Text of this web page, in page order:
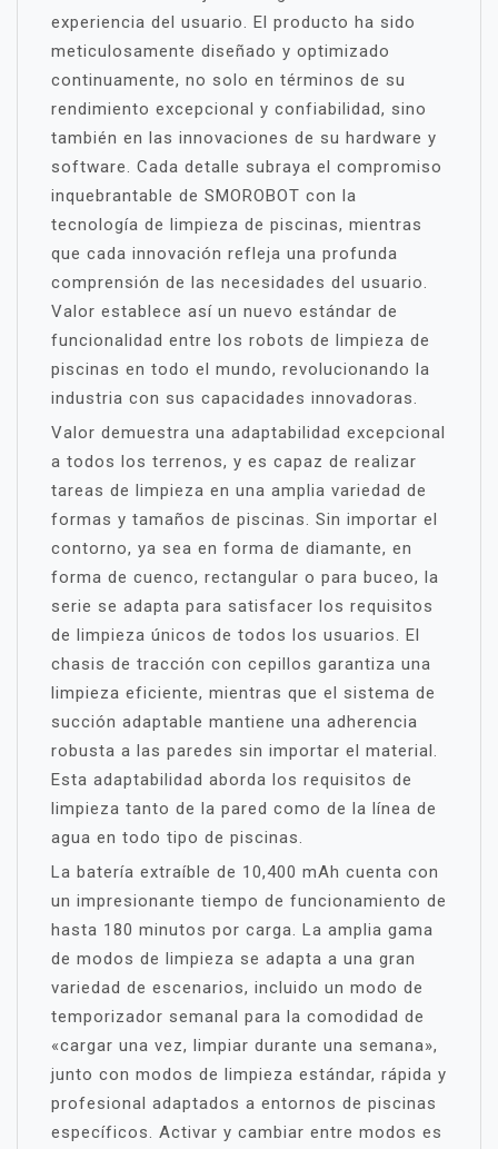
experiencia del usuario. El producto ha sido
meticulosamente diseñado y optimizado
continuamente, no solo en términos de su
rendimiento excepcional y confiabilidad, sino
también en las innovaciones de su hardware y
software. Cada detalle subraya el compromiso
inquebrantable de SMOROBOT con la
tecnología de limpieza de piscinas, mientras
que cada innovación refleja una profunda
comprensión de las necesidades del usuario.
Valor establece así un nuevo estándar de
funcionalidad entre los robots de limpieza de
piscinas en todo el mundo, revolucionando la
industria con sus capacidades innovadoras.
Valor demuestra una adaptabilidad excepcional
a todos los terrenos, y es capaz de realizar
tareas de limpieza en una amplia variedad de
formas y tamaños de piscinas. Sin importar el
contorno, ya sea en forma de diamante, en
forma de cuenco, rectangular o para buceo, la
serie se adapta para satisfacer los requisitos
de limpieza únicos de todos los usuarios. El
chasis de tracción con cepillos garantiza una
limpieza eficiente, mientras que el sistema de
succión adaptable mantiene una adherencia
robusta a las paredes sin importar el material.
Esta adaptabilidad aborda los requisitos de
limpieza tanto de la pared como de la línea de
agua en todo tipo de piscinas.
La batería extraíble de 10,400 mAh cuenta con
un impresionante tiempo de funcionamiento de
hasta 180 minutos por carga. La amplia gama
de modos de limpieza se adapta a una gran
variedad de escenarios, incluido un modo de
temporizador semanal para la comodidad de
«cargar una vez, limpiar durante una semana»,
junto con modos de limpieza estándar, rápida y
profesional adaptados a entornos de piscinas
específicos. Activar y cambiar entre modos es